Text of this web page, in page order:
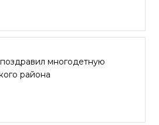
многодетную
района